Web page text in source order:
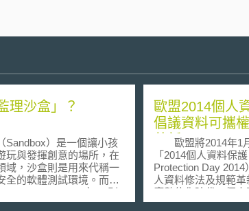
理沙盒」？
）是一個讓小孩
玩與發揮創意的場所，在
域，沙盒則是用來代稱一
全的軟體測試環境。而監
Sandbox），則
濟時代，為因應各種新興
歐盟2014個人
倡議資料可攜
革新
歐盟將2014年1
「2014個人資料保
Protection Day 2014
人資料修法及規範
應數位化時代，個
形重要，並且為了